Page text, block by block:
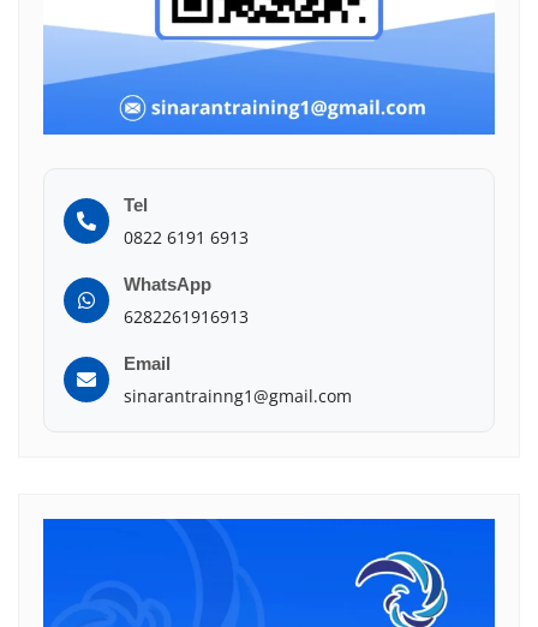
Tel
0822 6191 6913
WhatsApp
6282261916913
Email
sinarantrainng1@gmail.com